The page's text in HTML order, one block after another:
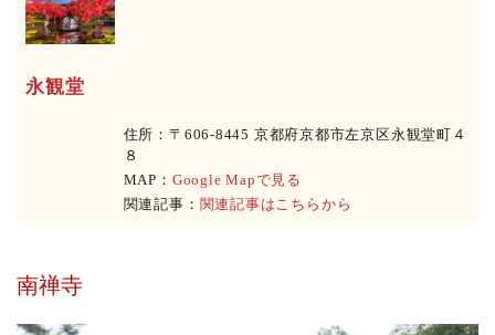
永観堂
住所：〒606-8445 京都府京都市左京区永観堂町４
８
MAP： Google Mapで見る
関連記事： 関連記事はこちらから
南禅寺